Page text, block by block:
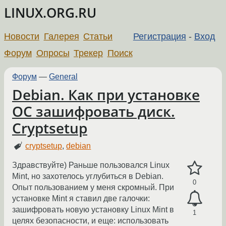
LINUX.ORG.RU
Регистрация - Вход
Новости Галерея Статьи
Форум Опросы Трекер Поиск
Форум — General
Debian. Как при установке
ОС зашифровать диск.
Cryptsetup
cryptsetup,debian
0
1
Здравствуйте) Раньше пользовался Linux
Mint, но захотелось углубиться в Debian.
Опыт пользованием у меня скромный. При
установке Mint я ставил две галочки:
зашифровать новую установку Linux Mint в
целях безопасности, и еще: использовать